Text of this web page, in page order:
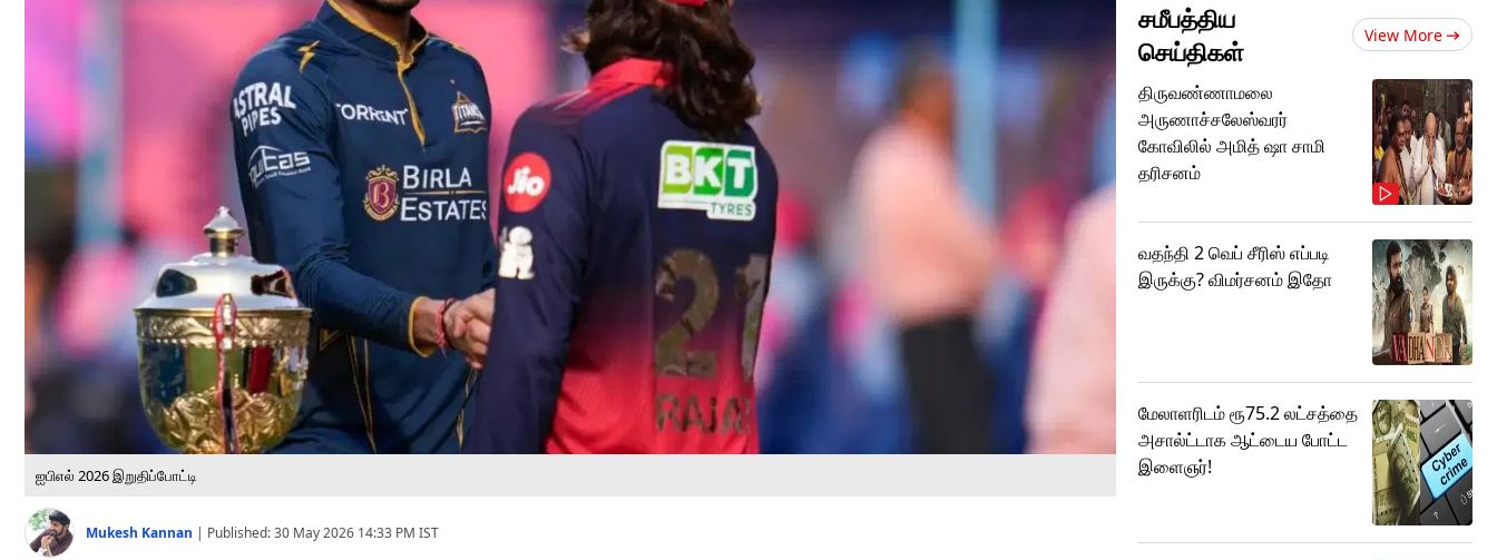
ஐபிஎல் 2026 இறுதிப்போட்டி
Mukesh Kannan | Published:30 May 2026 14:33 PM IST
சமீபத்திய
செய்திகள்
View More
திருவண்ணாமலை
அருணாச்சலேஸ்வரர்
கோவிலில் அமித் ஷா சாமி
தரிசனம்
வதந்தி 2 வெப் சீரிஸ் எப்படி
இருக்கு? விமர்சனம் இதோ
மேலாளரிடம் ரூ75.2 லட்சத்தை
அசால்ட்டாக ஆட்டைய போட்ட
இளைஞர்!